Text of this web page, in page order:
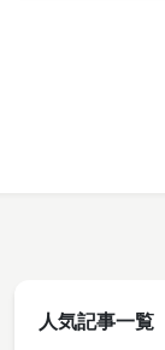
人気記事一覧